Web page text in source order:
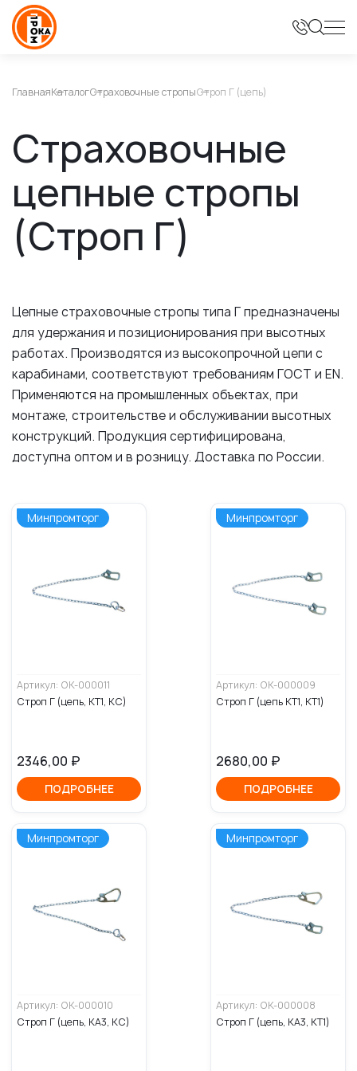
ГлавнаяКаталогСтраховочные стропыСтроп Г (цепь)
Страховочные
цепные стропы
(Строп Г)
Цепные страховочные стропы типа Г предназначены
для удержания и позиционирования при высотных
работах. Производятся из высокопрочной цепи с
карабинами, соответствуют требованиям ГОСТ и EN.
Применяются на промышленных объектах, при
монтаже, строительстве и обслуживании высотных
конструкций. Продукция сертифицирована,
доступна оптом и в розницу. Доставка по России.
Минпромторг
Артикул: OK-000011
Строп Г (цепь, КТ1, КС)
2346,00 ₽
ПОДРОБНЕЕ
Минпромторг
Артикул: OK-000009
Строп Г (цепь КТ1, КТ1)
2680,00 ₽
ПОДРОБНЕЕ
Минпромторг
Артикул: OK-000010
Строп Г (цепь, КА3, КС)
Минпромторг
Артикул: OK-000008
Строп Г (цепь, КА3, КТ1)